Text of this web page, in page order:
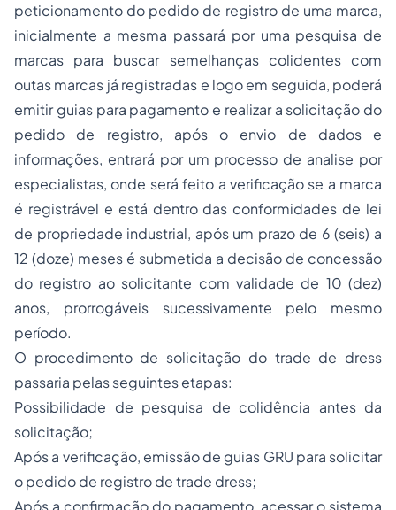
peticionamento do pedido de registro de uma marca,
inicialmente a mesma passará por uma pesquisa de
marcas para buscar semelhanças colidentes com
outas marcas já registradas e logo em seguida, poderá
emitir guias para pagamento e realizar a solicitação do
pedido de registro, após o envio de dados e
informações, entrará por um processo de analise por
especialistas, onde será feito a verificação se a marca
é registrável e está dentro das conformidades de lei
de propriedade industrial, após um prazo de 6 (seis) a
12 (doze) meses é submetida a decisão de concessão
do registro ao solicitante com validade de 10 (dez)
anos, prorrogáveis sucessivamente pelo mesmo
período.
O procedimento de solicitação do trade de dress
passaria pelas seguintes etapas:
Possibilidade de pesquisa de colidência antes da
solicitação;
Após a verificação, emissão de guias GRU para solicitar
o pedido de registro de trade dress;